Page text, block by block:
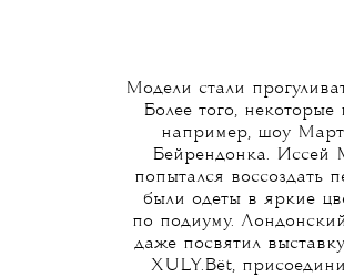
Модели стали
Более того,
например, шоу
Бейрендонка. Иссей
попытался воссоздать
были одеты в яркие
по подиуму.
даже посвятил
XULY.Bët,